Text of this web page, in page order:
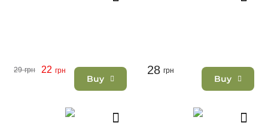
29 грн 22 грн
Buy
28 грн
Buy